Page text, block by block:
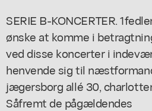
SERIE B-KONCERTER.
ønske at komme i
ved disse koncerter i
henvende sig til
jægersborg allé 30,
Såfremt de pågældendes